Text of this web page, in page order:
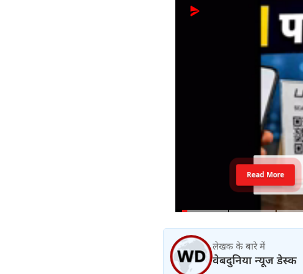
Read More
लेखक के बारे में
वेबदुनिया न्यूज डेस्क